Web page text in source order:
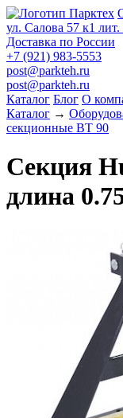
ул. Салова 57 к1
Доставка по России
+7 (921) 983-5553
post@parkteh.ru
post@parkteh.ru
Каталог Блог О
Каталог →
секционные BT 90
Секция
длина